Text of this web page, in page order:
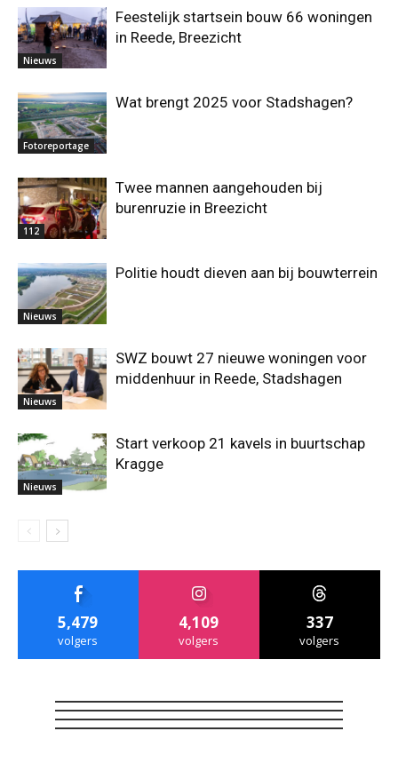
Nieuws
Feestelijk startsein bouw 66 woningen
in Reede, Breezicht
Fotoreportage
Wat brengt 2025 voor Stadshagen?
112
Twee mannen aangehouden bij
burenruzie in Breezicht
Nieuws
Politie houdt dieven aan bij bouwterrein
Nieuws
SWZ bouwt 27 nieuwe woningen voor
middenhuur in Reede, Stadshagen
Nieuws
Start verkoop 21 kavels in buurtschap
Kragge
5,479
volgers
4,109
volgers
337
volgers